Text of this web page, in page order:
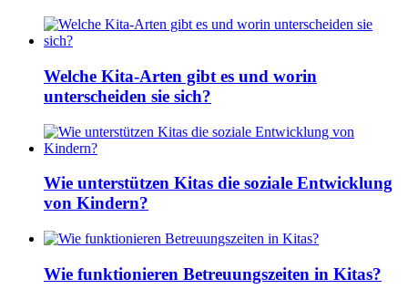
Welche Kita-Arten gibt es und worin
unterscheiden sie sich?
Wie unterstützen Kitas die soziale Entwicklung
von Kindern?
Wie funktionieren Betreuungszeiten in Kitas?